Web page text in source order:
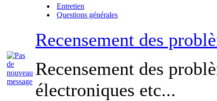
Entretien
Questions générales
Recensement des
Recensement des
électroniques etc...